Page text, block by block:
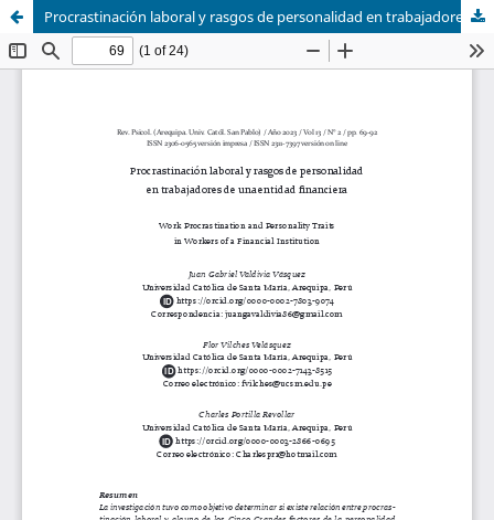
Procrastinación laboral y rasgos de personalidad en trabajadores de una entidad financiera